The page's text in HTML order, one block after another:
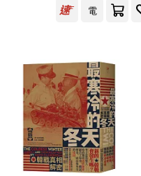
八旗文化(4)
配送方式 (可複選)
電